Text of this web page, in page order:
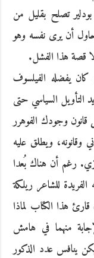
بودلير تصلح بقليل من
حاول أن يرى نفسه وهو
قصة هذا الفشل.
يفضله الفيلسوف
التأويل السياسي حتى
قانون وجودك الفوهرر
وقانونه، ويطلق عليه
رغم أن هناك بُعدا
للشاعر ريلكة
هذا الكتاب لماذا
منهما في هامش
ينافس عدد الذكور